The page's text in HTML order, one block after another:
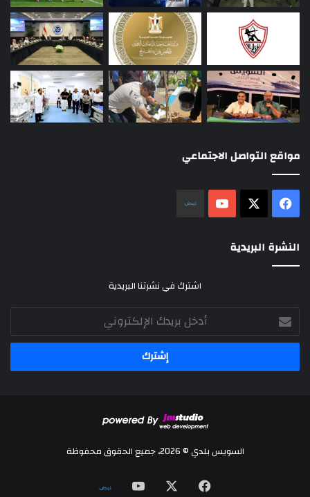
مواقع التواصل الاجتماعي
فيسبوك ‫YouTube
النشرة البريدية
اشترك في نشرتنا البريدية
أدخل
بريدك
الإلكتروني
السويس بلدي © 2026، جميع الحقوق محفوظة
فيسبوك ‫YouTube